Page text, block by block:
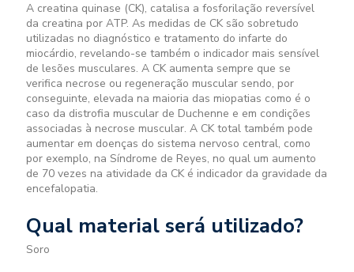
A creatina quinase (CK), catalisa a fosforilação reversível
da creatina por ATP. As medidas de CK são sobretudo
utilizadas no diagnóstico e tratamento do infarte do
miocárdio, revelando-se também o indicador mais sensível
de lesões musculares. A CK aumenta sempre que se
verifica necrose ou regeneração muscular sendo, por
conseguinte, elevada na maioria das miopatias como é o
caso da distrofia muscular de Duchenne e em condições
associadas à necrose muscular. A CK total também pode
aumentar em doenças do sistema nervoso central, como
por exemplo, na Síndrome de Reyes, no qual um aumento
de 70 vezes na atividade da CK é indicador da gravidade da
encefalopatia.
Qual material será utilizado?
Soro